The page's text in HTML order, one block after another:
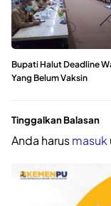
Bupati Halut Deadline
Yang Belum Vaksin
Tinggalkan Balasan
Anda harusmasuk